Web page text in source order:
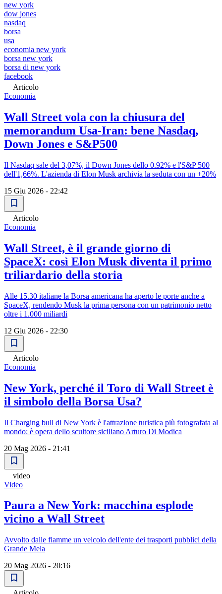
new york
dow jones
nasdaq
borsa
usa
economia new york
borsa new york
borsa di new york
facebook
Articolo
Economia
Wall Street vola con la chiusura del
memorandum Usa-Iran: bene Nasdaq,
Down Jones e S&P500
Il Nasdaq sale del 3,07%, il Down Jones dello 0.92% e l'S&P 500
dell'1,66%. L'azienda di Elon Musk archivia la seduta con un +20%
15 Giu 2026 - 22:42
Articolo
Economia
Wall Street, è il grande giorno di
SpaceX: così Elon Musk diventa il primo
triliardario della storia
Alle 15.30 italiane la Borsa americana ha aperto le porte anche a
SpaceX, rendendo Musk la prima persona con un patrimonio netto
oltre i 1.000 miliardi
12 Giu 2026 - 22:30
Articolo
Economia
New York, perché il Toro di Wall Street è
il simbolo della Borsa Usa?
Il Charging bull di New York è l'attrazione turistica più fotografata al
mondo: è opera dello scultore siciliano Arturo Di Modica
20 Mag 2026 - 21:41
video
Video
Paura a New York: macchina esplode
vicino a Wall Street
Avvolto dalle fiamme un veicolo dell'ente dei trasporti pubblici della
Grande Mela
20 Mag 2026 - 20:16